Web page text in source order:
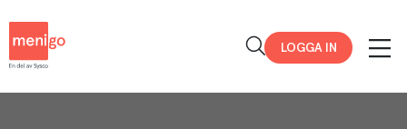
LOGGA IN